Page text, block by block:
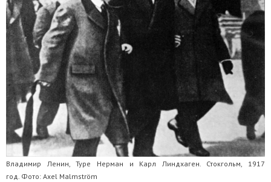
Владимир Ленин, Туре Нерман и Карл Линдхаген. Стокгольм, 1917
год. Фото: Axel Malmström